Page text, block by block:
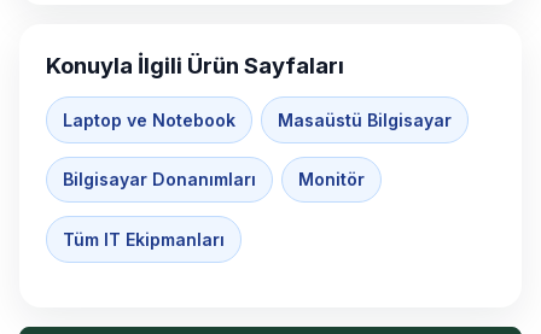
Konuyla İlgili Ürün Sayfaları
Laptop ve Notebook Masaüstü Bilgisayar
Bilgisayar Donanımları Monitör
Tüm IT Ekipmanları